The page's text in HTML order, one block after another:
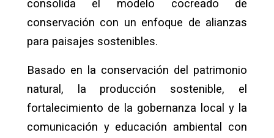
consolida el modelo cocreado de
conservación con un enfoque de alianzas
para paisajes sostenibles.
Basado en la conservación del patrimonio
natural, la producción sostenible, el
fortalecimiento de la gobernanza local y la
comunicación y educación ambiental con